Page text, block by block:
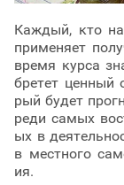
Каждый, кто
применяет
время курса
бретет ценный
рый будет
реди самых
ых в
в местного
ия.